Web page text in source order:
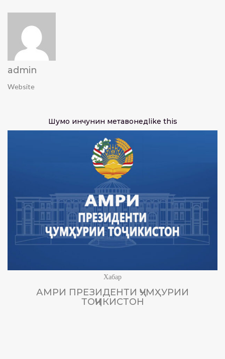
admin
Website
Шумо инчунин метавонедlike this
Хабар
АМРИ ПРЕЗИДЕНТИ ҶУМҲУРИИ
ТОҶИКИСТОН